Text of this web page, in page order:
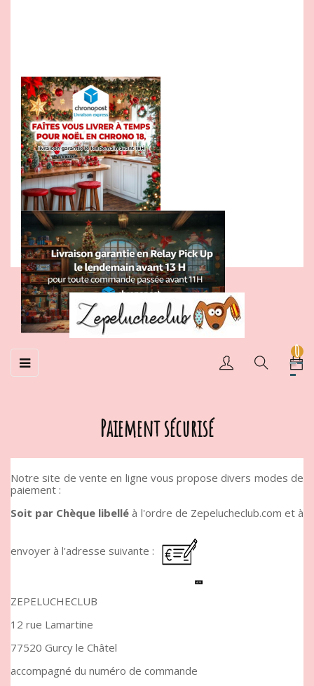
Basculer
la
☰
0
Paiement sécurisé
Notre site de vente en ligne vous propose divers modes de
paiement :
Soit par Chèque libellé à l'ordre de Zepelucheclub.com et à
envoyer à l'adresse suivante :
ZEPELUCHECLUB
12 rue Lamartine
77520 Gurcy le Châtel
accompagné du numéro de commande